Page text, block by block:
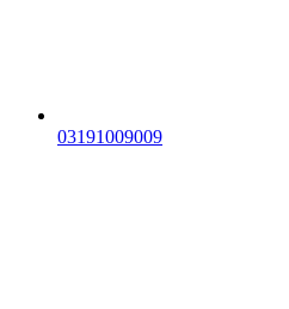
03191009009